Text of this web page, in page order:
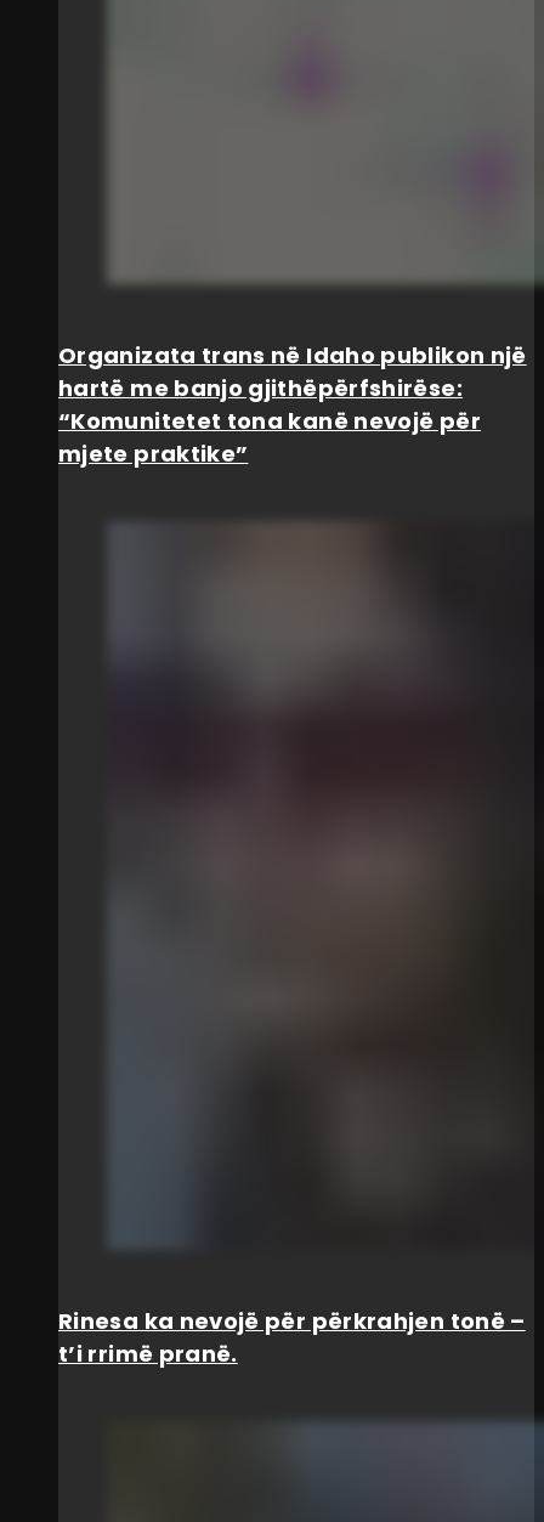
Organizata trans në Idaho publikon një
hartë me banjo gjithëpërfshirëse:
“Komunitetet tona kanë nevojë për
mjete praktike”
Rinesa ka nevojë për përkrahjen tonë –
t’i rrimë pranë.